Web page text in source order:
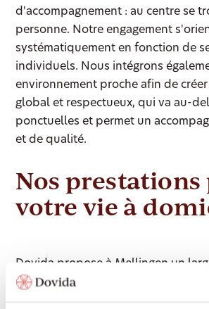
d'accompagnement : au centre se
personne. Notre engagement
systématiquement en fonction de
individuels. Nous intégrons
environnement proche afin de
global et respectueux, qui va au-
ponctuelles et permet un
et de qualité.
Nos
votre vie à
Dovida propose à Mellingen un
services d'accompagnement et de
permettre de vivre le plus